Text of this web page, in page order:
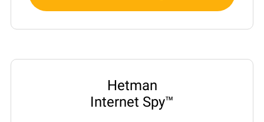
Hetman
Internet Spy™